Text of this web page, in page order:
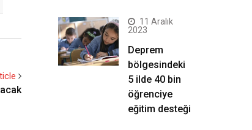
11 Aralık
2023
Deprem
bölgesindeki
5 ilde 40 bin
öğrenciye
eğitim desteği